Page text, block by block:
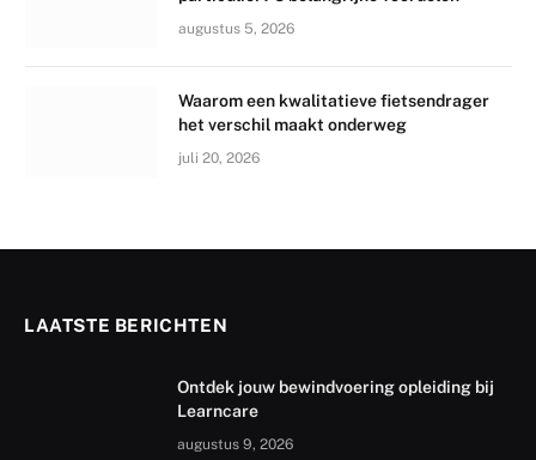
augustus 5, 2026
Waarom een kwalitatieve fietsendrager
het verschil maakt onderweg
juli 20, 2026
LAATSTE BERICHTEN
Ontdek jouw bewindvoering opleiding bij
Learncare
augustus 9, 2026